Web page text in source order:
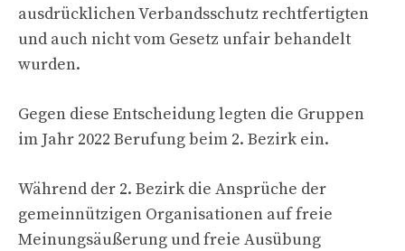
ausdrücklichen Verbandsschutz rechtfertigten
und auch nicht vom Gesetz unfair behandelt
wurden.
Gegen diese Entscheidung legten die Gruppen
im Jahr 2022 Berufung beim 2. Bezirk ein.
Während der 2. Bezirk die Ansprüche der
gemeinnützigen Organisationen auf freie
Meinungsäußerung und freie Ausübung